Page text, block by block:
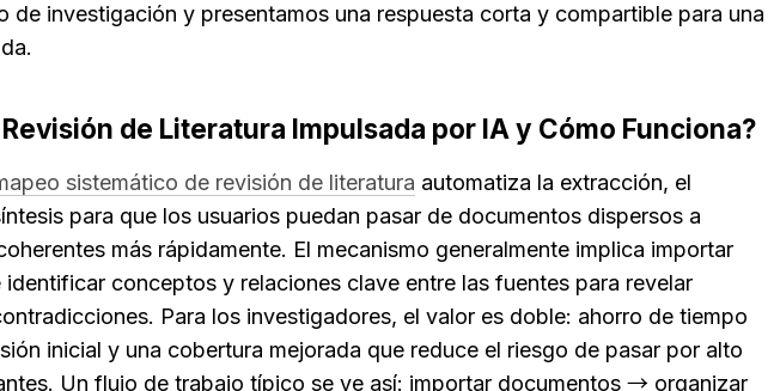
de investigación y presentamos una respuesta corta y compartible para una
de Literatura Impulsada por IA y Cómo Funciona?
sistemático de revisión de literatura automatiza la extracción, el
para que los usuarios puedan pasar de documentos dispersos a
más rápidamente. El mecanismo generalmente implica importar
identificar conceptos y relaciones clave entre las fuentes para revelar
Para los investigadores, el valor es doble: ahorro de tiempo
inicial y una cobertura mejorada que reduce el riesgo de pasar por alto
Un flujo de trabajo típico se ve así: importar documentos → organizar